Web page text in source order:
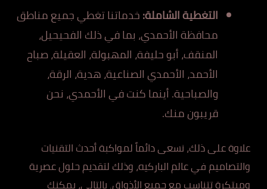
التغطية الشاملة:خدماتنا تغطي جميع مناطق
محافظة الأحمدي، بما في ذلك الفحيحيل،
المنقف، أبو حليفة، المهبولة، العقيلة، صباح
الأحمد، الأحمدي الصناعية، هدية، الرقة،
والصباحية. أينما كنت في الأحمدي، نحن
قريبون منك.
علاوة على ذلك، نسعى دائماً لمواكبة أحدث التقنيات
والتصاميم في عالم الباركيه، وذلك لتقديم حلول عصرية
ومبتكرة تتناسب مع جميع الأذواق. بالتالي، يمكنك